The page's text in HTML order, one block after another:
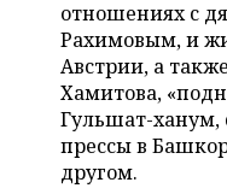
ONLINE-
ОТКРЫТАЯ ЛЕКЦИЯ
ХОККЕЙ
БАСКЕТБОЛ
ВОЛЕЙБОЛ
КИБЕРСПОРТ
ВЛАСТЬ
ИНФРАСТРУКТУРА
ИСТОРИЯ
КУЛЬТУРА
СЮЖЕТЫ
СПРАВОЧНИК
СПИСОК ПЕРСОН
СПИСОК КОМПАНИЙ
ПОЛНАЯ ВЕРСИЯ
отношениях с
Рахимовым, и
Австрии, а
Хамитова,
Гульшат-ханум,
прессы в
другом.